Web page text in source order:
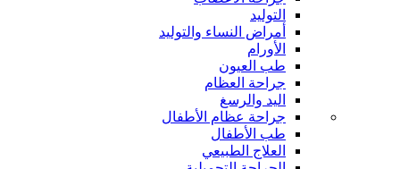
التوليد
أمراض النساء والتوليد
الأورام
طب العيون
جراحة العظام
اليد والرسغ
جراحة عظام الأطفال
طب الأطفال
العلاج الطبيعي